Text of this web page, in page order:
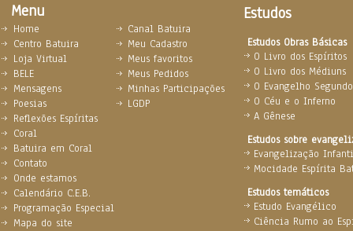
Menu Estudos
Estudos Obras Básicas
O Livro dos Espíritos
O Livro dos Médiuns
O Evangelho
O Céu e o Inferno
A Gênese
Estudos sobre
Evangelização
Mocidade Espírita
Estudos temáticos
Estudo Evangélico
Ciência Rumo ao
Home
Centro Batuira
Loja Virtual
BELE
Mensagens
Poesias
Reflexões Espíritas
Coral
Batuira em Coral
Contato
Onde estamos
Calendário C.E.B.
Programação Especial
Mapa do site
Canal Batuira
Meu Cadastro
Meus favoritos
Meus Pedidos
Minhas Participações
LGDP